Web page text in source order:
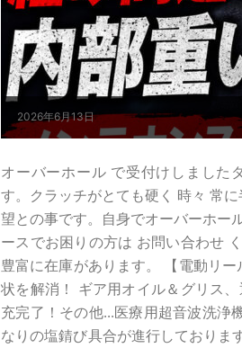
2026年6月13日
オーバーホール で受付けしました
す。クラッチがとても硬く 時々 常
望との事です。自身でオーバーホー
ースでお困りの方は お問い合わせ
豊富に在庫があります。 【電動リ
状を解消！ ギア用オイル＆グリス
充完了！その他...医療用超音波洗浄
なりの塩錆び具合が進行しておりま